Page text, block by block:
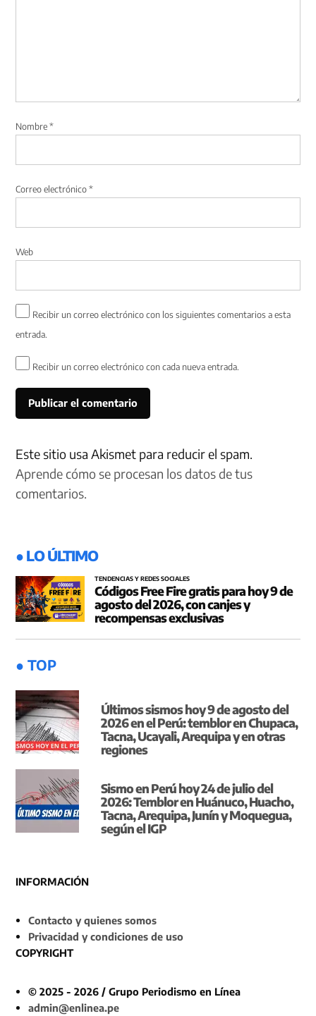
Nombre*
Correo electrónico*
Web
Recibir un correo electrónico con los siguientes comentarios a esta
entrada.
Recibir un correo electrónico con cada nueva entrada.
Este sitio usa Akismet para reducir el spam.
Aprende cómo se procesan los datos de tus
comentarios.
● LO ÚLTIMO
TENDENCIAS Y REDES SOCIALES
Códigos Free Fire gratis para hoy 9 de
agosto del 2026, con canjes y
recompensas exclusivas
● TOP
Últimos sismos hoy 9 de agosto del
2026 en el Perú: temblor en Chupaca,
Tacna, Ucayali, Arequipa y en otras
regiones
Sismo en Perú hoy 24 de julio del
2026: Temblor en Huánuco, Huacho,
Tacna, Arequipa, Junín y Moquegua,
según el IGP
INFORMACIÓN
Contacto y quienes somos
Privacidad y condiciones de uso
COPYRIGHT
© 2025 - 2026 / Grupo Periodismo en Línea
admin@enlinea.pe